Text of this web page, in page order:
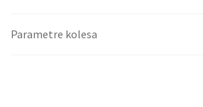
Parametre kolesa